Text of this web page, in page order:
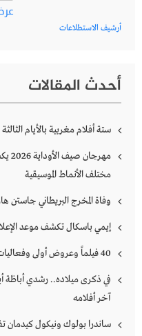
أرشيف الاستطلاعات
أحدث المقالات
ستة أفلام مغربية بالأيام
مختلف الأنماط الموسيقية
وفاة المخرج البريطاني
إيمي باسكال تكشف موعد
40 فيلماً وعروض أولى وفعاليات مهنية في مهرجان نافذة على أوروبا
في ذكرى ميلاده.. رشدي أباظة
آخر أفلامه